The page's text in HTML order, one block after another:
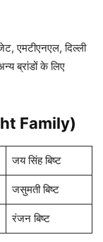
एमटीएनएल, दिल्ली
ब्रांडों के लिए
Family)
जय सिंह बिष्ट
जसुमती बिष्ट
रंजन बिष्ट